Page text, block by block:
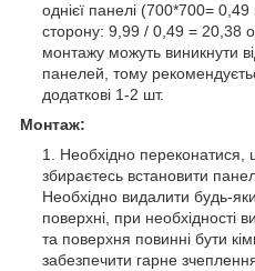
однієї панелі (700*700= 0,49
сторону: 9,99 / 0,49 = 20,38
монтажу можуть виникнути
панелей, тому
додаткові 1-2 шт.
Монтаж:
Необхідно
збираєтесь встановити
Необхідно видалити будь-
поверхні, при необхідності
та поверхня повинні бути
забезпечити гарне